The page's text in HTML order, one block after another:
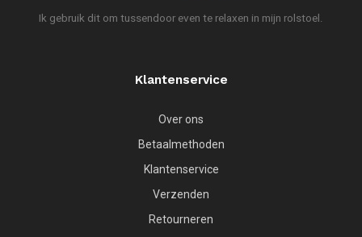
Ik gebruik dit om tussendoor even te relaxen in mijn rolstoel.
Klantenservice
Over ons
Betaalmethoden
Klantenservice
Verzenden
Retourneren